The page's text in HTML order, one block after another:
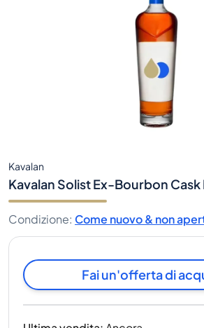
Kavalan
Kavalan Solist Ex-Bourbon Cask
Condizione: Come nuovo & non
Fai un'offerta di